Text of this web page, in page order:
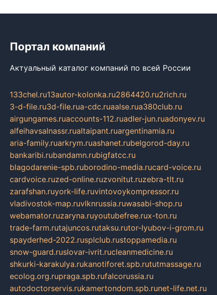
Портал компаний
Актуальный каталог компаний по всей России
133chel.ru13autor-kolonka.ru2864420.ru2rich.ru
3-d-file.ru3d-file.rua-cdc.ruaalse.rua380club.ru
airgungames.ruaccounts-112.ruadler-jun.ruadonyev.ru
alfeihavsalnassr.rualtaipant.ruargentinamia.ru
aria-family.ruarkrym.ruashanet.rubelgorod-day.ru
bankaribi.rubandamn.rubigfatcc.ru
blagodarenie-spb.ruborodino-media.rucard-voice.ru
cardvoice.ruzed-online.ruzvonitut.ruzebra-tlt.ru
zarafshan.ruyork-life.ruvintovoykompressor.ru
vladivostok-map.ruvlknrussia.ruwasabi-shop.ru
webamator.ruzaryna.ruyoutubefree.rux-ton.ru
trade-farm.rutajuncos.rutaksu.rutor-lyubov-i-grom.ru
spayderhed-2022.rusplclub.rustoppamedia.ru
snow-guard.ruslovar-ivrit.rucleanmedicine.ru
shkurki-karakulya.rukanotiforet.spb.rututmassage.ru
ecolog.org.rupraga.spb.rufalcorussia.ru
autodoctorservis.rukamertondom.spb.runet-life.net.ru